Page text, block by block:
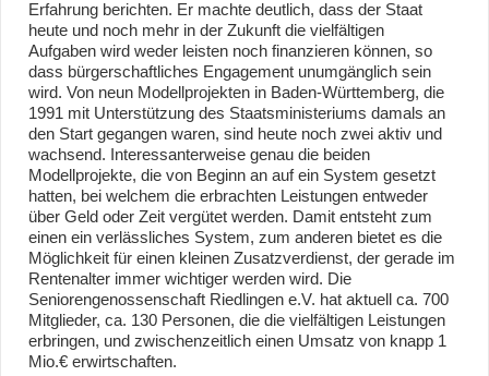
Erfahrung berichten. Er machte deutlich, dass der Staat
heute und noch mehr in der Zukunft die vielfältigen
Aufgaben wird weder leisten noch finanzieren können, so
dass bürgerschaftliches Engagement unumgänglich sein
wird. Von neun Modellprojekten in Baden-Württemberg, die
1991 mit Unterstützung des Staatsministeriums damals an
den Start gegangen waren, sind heute noch zwei aktiv und
wachsend. Interessanterweise genau die beiden
Modellprojekte, die von Beginn an auf ein System gesetzt
hatten, bei welchem die erbrachten Leistungen entweder
über Geld oder Zeit vergütet werden. Damit entsteht zum
einen ein verlässliches System, zum anderen bietet es die
Möglichkeit für einen kleinen Zusatzverdienst, der gerade im
Rentenalter immer wichtiger werden wird. Die
Seniorengenossenschaft Riedlingen e.V. hat aktuell ca. 700
Mitglieder, ca. 130 Personen, die die vielfältigen Leistungen
erbringen, und zwischenzeitlich einen Umsatz von knapp 1
Mio.€ erwirtschaften.